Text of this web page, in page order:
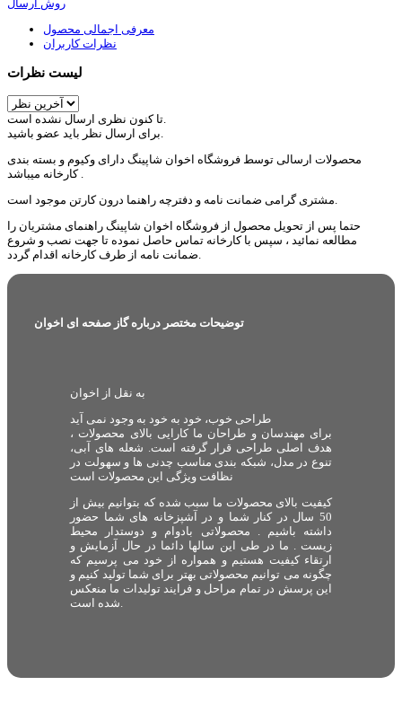
روش ارسال
معرفی اجمالی محصول
نظرات کاربران
لیست نظرات
محصولات ارسالی توسط فروشگاه اخوان شاپینگ دارای وکیوم و بسته بندی
کارخانه میباشد .
حتما پس از تحویل محصول از فروشگاه اخوان شاپینگ راهنمای مشتریان را
مطالعه نمائید ، سپس با کارخانه تماس حاصل نموده تا جهت نصب و شروع
توضیحات مختصر درباره گاز صفحه ای اخوان
به نقل از اخوان
طراحی خوب، خود به خود به وجود نمی آید
برای مهندسان و طراحان ما کارایی بالای محصولات ،
هدف اصلی طراحی قرار گرفته است. شعله های آبی،
تنوع در مدل، شبکه بندی مناسب چدنی ها و سهولت در
نظافت ویژگی این محصولات است
کیفیت بالای محصولات ما سبب شده که بتوانیم بیش از
50 سال در کنار شما و در آشپزخانه های شما حضور
داشته باشیم . محصولاتی بادوام و دوستدار محیط
زیست . ما در طی این سالها دائما در حال آزمایش و
ارتقاء کیفیت هستیم و همواره از خود می پرسیم که
چگونه می توانیم محصولاتی بهتر برای شما تولید کنیم و
این پرسش در تمام مراحل و فرایند تولیدات ما منعکس
شده است.